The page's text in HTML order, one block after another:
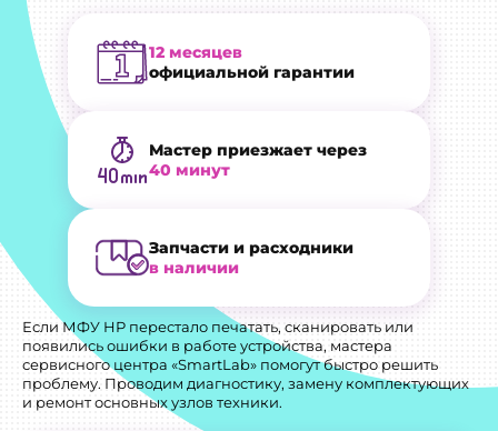
12 месяцев
официальной гарантии
Мастер приезжает через
40 минут
Запчасти и расходники
в наличии
Если МФУ HP перестало печатать, сканировать или
появились ошибки в работе устройства, мастера
сервисного центра «SmartLab» помогут быстро решить
проблему. Проводим диагностику, замену комплектующих
и ремонт основных узлов техники.